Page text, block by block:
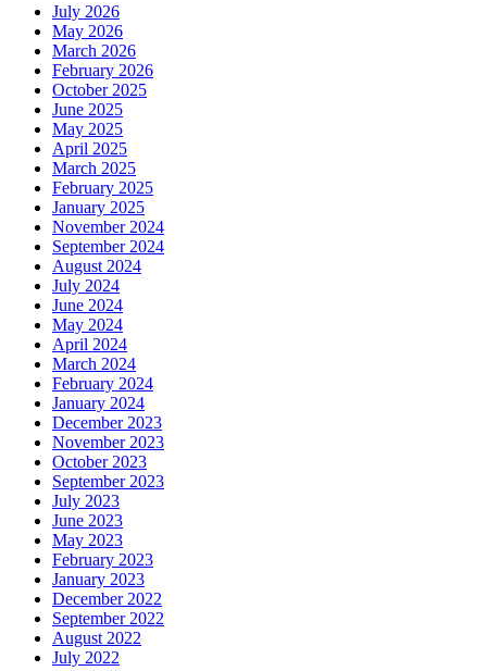
July 2026
May 2026
March 2026
February 2026
October 2025
June 2025
May 2025
April 2025
March 2025
February 2025
January 2025
November 2024
September 2024
August 2024
July 2024
June 2024
May 2024
April 2024
March 2024
February 2024
January 2024
December 2023
November 2023
October 2023
September 2023
July 2023
June 2023
May 2023
February 2023
January 2023
December 2022
September 2022
August 2022
July 2022